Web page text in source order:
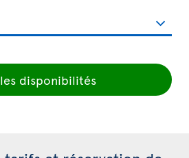
disponibilités